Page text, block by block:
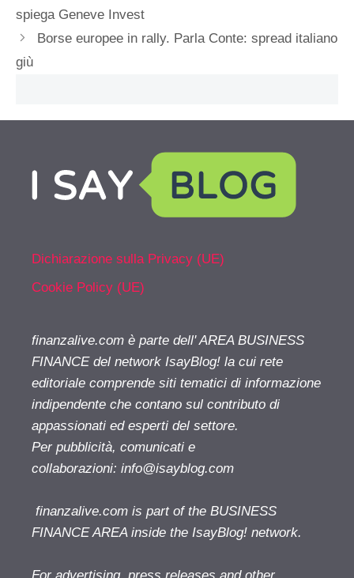
spiega Geneve Invest
Borse europee in rally. Parla Conte: spread italiano
giù
Dichiarazione sulla Privacy (UE)
Cookie Policy (UE)
finanzalive.com è parte dell' AREA BUSINESS
FINANCE del network IsayBlog! la cui rete
editoriale comprende siti tematici di informazione
indipendente che contano sul contributo di
appassionati ed esperti del settore.
Per pubblicità, comunicati e
collaborazioni: info@isayblog.com
finanzalive.com is part of the BUSINESS
FINANCE AREA inside the IsayBlog! network.